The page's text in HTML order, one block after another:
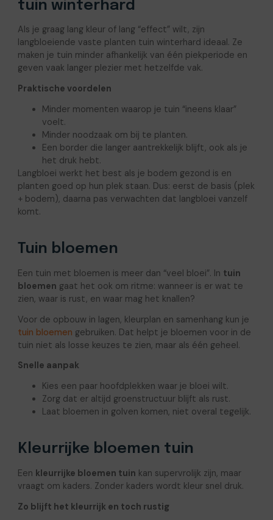
tuin winterhard
Als je graag lang kleur of lang “effect” wilt, zijn
langbloeiende vaste planten tuin winterhard ideaal. Ze
maken je tuin minder afhankelijk van één piekperiode en
geven vaak langer plezier met hetzelfde vak.
Praktische voordelen
Minder momenten waarop je tuin “ineens klaar”
voelt.
Minder noodzaak om bij te planten.
Een border die langer aantrekkelijk blijft, ook als je
het druk hebt.
Langbloei werkt het best als je bodem gezond is en
planten goed op hun plek staan. Dus: eerst de basis (plek
+ bodem), daarna pas verwachten dat langbloei vanzelf
komt.
Tuin bloemen
Een tuin met bloemen is meer dan “veel bloei”. In tuin
bloemen gaat het ook om ritme: wanneer is er wat te
zien, waar is rust, en waar mag het knallen?
Voor de opbouw in lagen, kleurplan en samenhang kun je
tuin bloemen gebruiken. Dat helpt je bloemen voor in de
tuin niet als losse keuzes te zien, maar als één geheel.
Snelle aanpak
Kies een paar hoofdplekken waar je bloei wilt.
Zorg dat er altijd groenstructuur blijft als rust.
Laat bloemen in golven komen, niet overal tegelijk.
Kleurrijke bloemen tuin
Een kleurrijke bloemen tuin kan supervrolijk zijn, maar
vraagt om kaders. Zonder kaders wordt kleur snel druk.
Zo blijft het kleurrijk en toch rustig